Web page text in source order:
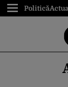
Politică